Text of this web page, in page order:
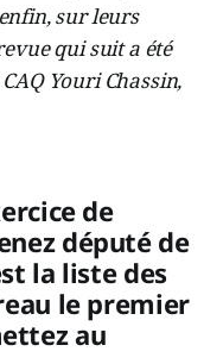
sur leurs
qui suit a été
Youri Chassin,
de
député de
la liste des
le premier
au